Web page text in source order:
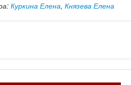
Куркина Елена, Князева Елена